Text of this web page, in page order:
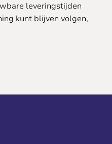
leveringstijden
kunt blijven volgen,